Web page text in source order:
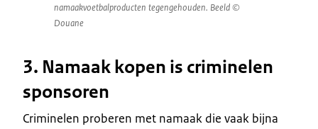
namaakvoetbalproducten tegengehouden. Beeld ©
Douane
3. Namaak kopen is criminelen
sponsoren
Criminelen proberen met namaak die vaak bijna